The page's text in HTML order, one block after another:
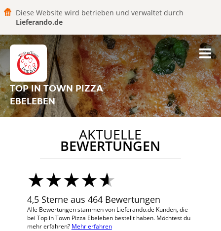
Diese Website wird betrieben und verwaltet durch
Lieferando.de
TOP IN TOWN PIZZA
EBELEBEN
AKTUELLE
BEWERTUNGEN
4,5 Sterne aus 464 Bewertungen
Alle Bewertungen stammen von Lieferando.de Kunden, die
bei Top in Town Pizza Ebeleben bestellt haben. Möchtest du
mehr erfahren? Mehr erfahren